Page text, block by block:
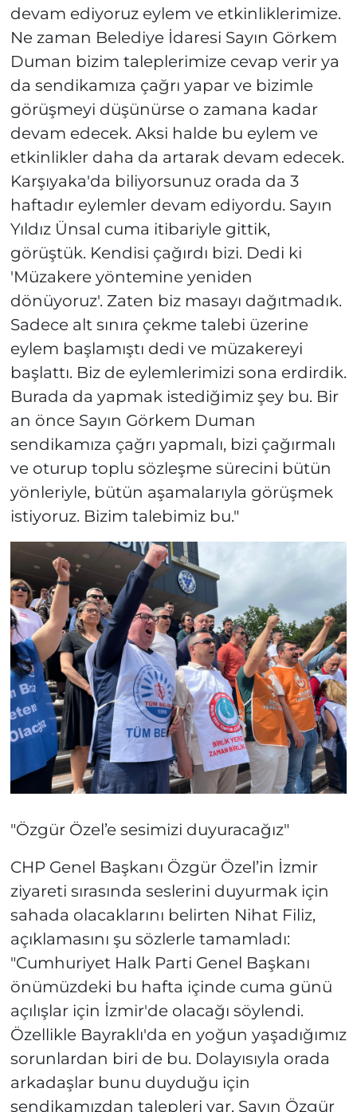
devam ediyoruz eylem ve etkinliklerimize.
Ne zaman Belediye İdaresi Sayın Görkem
Duman bizim taleplerimize cevap verir ya
da sendikamıza çağrı yapar ve bizimle
görüşmeyi düşünürse o zamana kadar
devam edecek. Aksi halde bu eylem ve
etkinlikler daha da artarak devam edecek.
Karşıyaka'da biliyorsunuz orada da 3
haftadır eylemler devam ediyordu. Sayın
Yıldız Ünsal cuma itibariyle gittik,
görüştük. Kendisi çağırdı bizi. Dedi ki
'Müzakere yöntemine yeniden
dönüyoruz'. Zaten biz masayı dağıtmadık.
Sadece alt sınıra çekme talebi üzerine
eylem başlamıştı dedi ve müzakereyi
başlattı. Biz de eylemlerimizi sona erdirdik.
Burada da yapmak istediğimiz şey bu. Bir
an önce Sayın Görkem Duman
sendikamıza çağrı yapmalı, bizi çağırmalı
ve oturup toplu sözleşme sürecini bütün
yönleriyle, bütün aşamalarıyla görüşmek
istiyoruz. Bizim talebimiz bu."
"Özgür Özel’e sesimizi duyuracağız"
CHP Genel Başkanı Özgür Özel’in İzmir
ziyareti sırasında seslerini duyurmak için
sahada olacaklarını belirten Nihat Filiz,
açıklamasını şu sözlerle tamamladı:
"Cumhuriyet Halk Parti Genel Başkanı
önümüzdeki bu hafta içinde cuma günü
açılışlar için İzmir'de olacağı söylendi.
Özellikle Bayraklı'da en yoğun yaşadığımız
sorunlardan biri de bu. Dolayısıyla orada
arkadaşlar bunu duyduğu için
sendikamızdan talepleri var. Sayın Özgür